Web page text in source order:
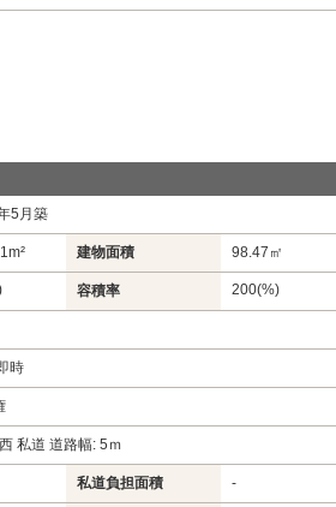
5月築
建物面積 98.47㎡
容積率 200(%)
時
私道 道路幅: 5ｍ
私道負担面積 -